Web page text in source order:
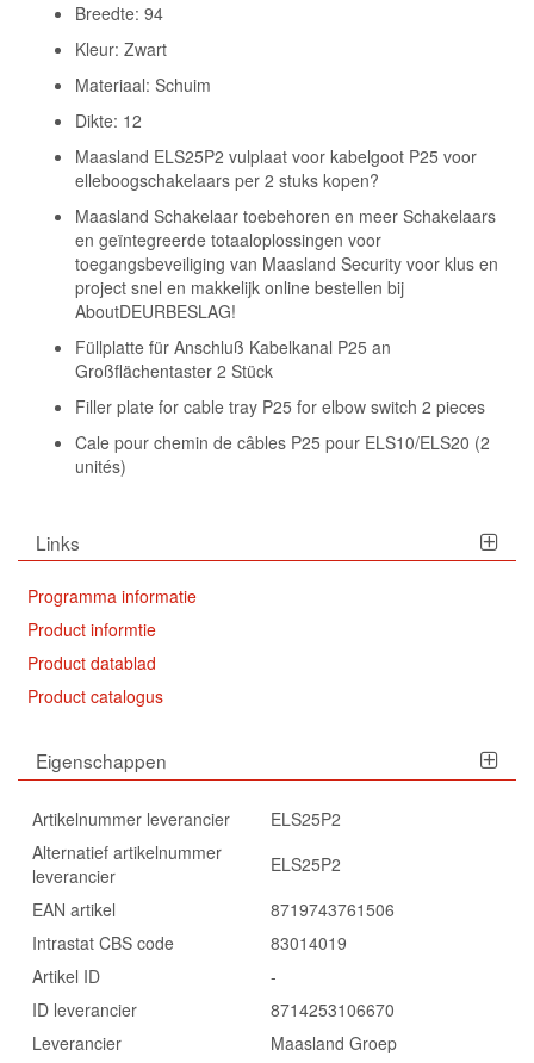
Breedte: 94
Kleur: Zwart
Materiaal: Schuim
Dikte: 12
Maasland ELS25P2 vulplaat voor kabelgoot P25 voor
elleboogschakelaars per 2 stuks kopen?
Maasland Schakelaar toebehoren en meer Schakelaars
en geïntegreerde totaaloplossingen voor
toegangsbeveiliging van Maasland Security voor klus en
project snel en makkelijk online bestellen bij
AboutDEURBESLAG!
Füllplatte für Anschluß Kabelkanal P25 an
Großflächentaster 2 Stück
Filler plate for cable tray P25 for elbow switch 2 pieces
Cale pour chemin de câbles P25 pour ELS10/ELS20 (2
unités)
Links
Programma informatie
Product informtie
Product datablad
Product catalogus
Eigenschappen
Artikelnummer leverancier
ELS25P2
Alternatief artikelnummer
leverancier
ELS25P2
EAN artikel
8719743761506
Intrastat CBS code
83014019
Artikel ID
-
ID leverancier
8714253106670
Leverancier
Maasland Groep